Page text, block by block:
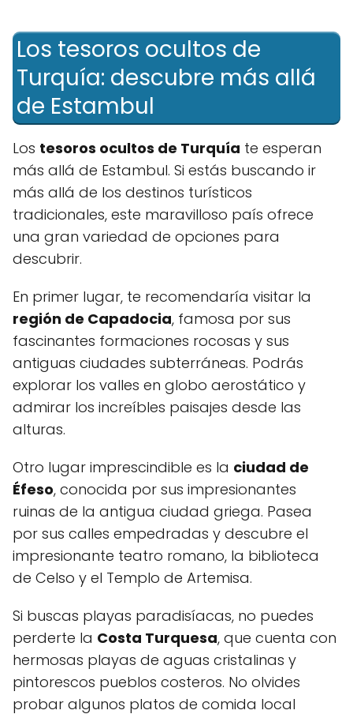
Los tesoros ocultos de
Turquía: descubre más allá
de Estambul
Los tesoros ocultos de Turquía te esperan
más allá de Estambul. Si estás buscando ir
más allá de los destinos turísticos
tradicionales, este maravilloso país ofrece
una gran variedad de opciones para
descubrir.
En primer lugar, te recomendaría visitar la
región de Capadocia, famosa por sus
fascinantes formaciones rocosas y sus
antiguas ciudades subterráneas. Podrás
explorar los valles en globo aerostático y
admirar los increíbles paisajes desde las
alturas.
Otro lugar imprescindible es la ciudad de
Éfeso, conocida por sus impresionantes
ruinas de la antigua ciudad griega. Pasea
por sus calles empedradas y descubre el
impresionante teatro romano, la biblioteca
de Celso y el Templo de Artemisa.
Si buscas playas paradisíacas, no puedes
perderte la Costa Turquesa, que cuenta con
hermosas playas de aguas cristalinas y
pintorescos pueblos costeros. No olvides
probar algunos platos de comida local